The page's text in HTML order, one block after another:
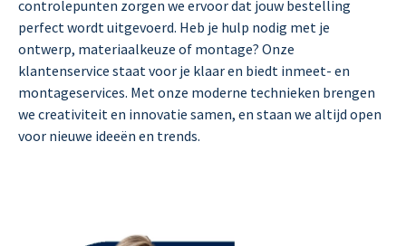
controlepunten zorgen we ervoor dat jouw bestelling
perfect wordt uitgevoerd. Heb je hulp nodig met je
ontwerp, materiaalkeuze of montage? Onze
klantenservice staat voor je klaar en biedt inmeet- en
montageservices. Met onze moderne technieken brengen
we creativiteit en innovatie samen, en staan we altijd open
voor nieuwe ideeën en trends.